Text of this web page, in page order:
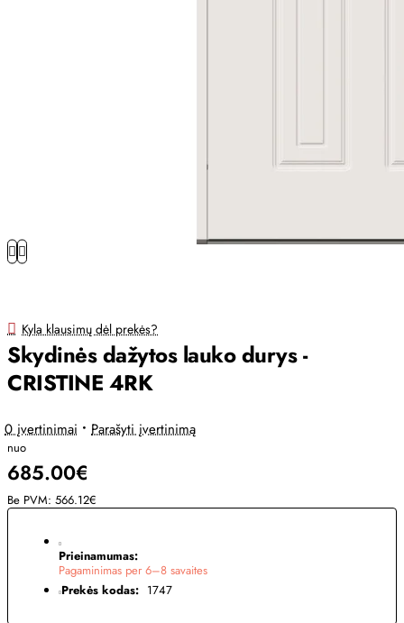
Kyla klausimų dėl prekės?
Skydinės dažytos lauko durys -
CRISTINE 4RK
0 įvertinimai • Parašyti įvertinimą
nuo
685.00€
Be PVM: 566.12€
Prieinamumas:
Pagaminimas per 6–8 savaites
Prekės kodas: 1747